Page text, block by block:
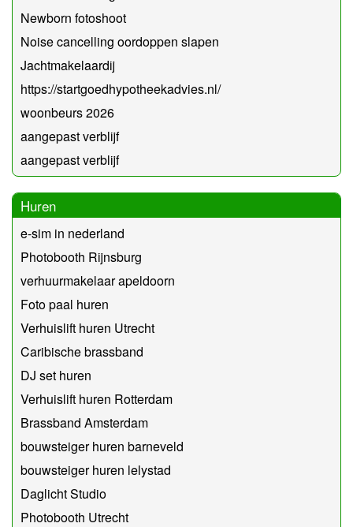
Newborn fotoshoot
Noise cancelling oordoppen slapen
Jachtmakelaardij
https://startgoedhypotheekadvies.nl/
woonbeurs 2026
aangepast verblijf
aangepast verblijf
Huren
e-sim in nederland
Photobooth Rijnsburg
verhuurmakelaar apeldoorn
Foto paal huren
Verhuislift huren Utrecht
Caribische brassband
DJ set huren
Verhuislift huren Rotterdam
Brassband Amsterdam
bouwsteiger huren barneveld
bouwsteiger huren lelystad
Daglicht Studio
Photobooth Utrecht